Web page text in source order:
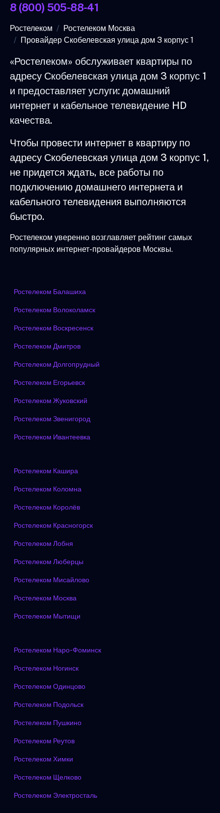
8 (800) 505-88-41
Ростелеком
Ростелеком Москва
Провайдер Скобелевская улица дом 3 корпус 1
«Ростелеком» обслуживает квартиры по
адресу Скобелевская улица дом 3 корпус 1
и предоставляет услуги: домашний
интернет и кабельное телевидение HD
качества.
Чтобы провести интернет в квартиру по
адресу Скобелевская улица дом 3 корпус 1,
не придется ждать, все работы по
подключению домашнего интернета и
кабельного телевидения выполняются
быстро.
Ростелеком уверенно возглавляет рейтинг самых
популярных интернет-провайдеров Москвы.
Ростелеком Балашиха
Ростелеком Волоколамск
Ростелеком Воскресенск
Ростелеком Дмитров
Ростелеком Долгопрудный
Ростелеком Егорьевск
Ростелеком Жуковский
Ростелеком Звенигород
Ростелеком Ивантеевка
Ростелеком Кашира
Ростелеком Коломна
Ростелеком Королёв
Ростелеком Красногорск
Ростелеком Лобня
Ростелеком Люберцы
Ростелеком Мисайлово
Ростелеком Москва
Ростелеком Мытищи
Ростелеком Наро-Фоминск
Ростелеком Ногинск
Ростелеком Одинцово
Ростелеком Подольск
Ростелеком Пушкино
Ростелеком Реутов
Ростелеком Химки
Ростелеком Щелково
Ростелеком Электросталь